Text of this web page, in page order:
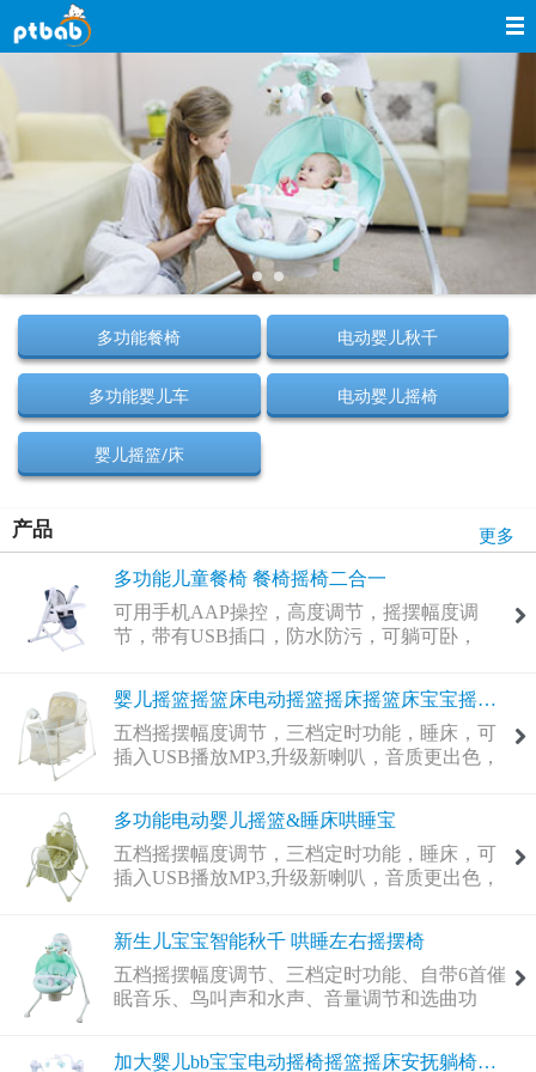
多功能餐椅 电动婴儿秋千
多功能婴儿车 电动婴儿摇椅
婴儿摇篮/床
产品 更多
多功能儿童餐椅 餐椅摇椅二合一
可用手机AAP操控，高度调节，摇摆幅度调
节，带有USB插口，防水防污，可躺可卧，
婴儿摇篮摇篮床电动摇篮摇床摇篮床宝宝摇篮床
五档摇摆幅度调节，三档定时功能，睡床，可
插入USB播放MP3,升级新喇叭，音质更出色，
多功能电动婴儿摇篮&睡床哄睡宝
五档摇摆幅度调节，三档定时功能，睡床，可
插入USB播放MP3,升级新喇叭，音质更出色，
新生儿宝宝智能秋千 哄睡左右摇摆椅
五档摇摆幅度调节、三档定时功能、自带6首催
眠音乐、鸟叫声和水声、音量调节和选曲功
加大婴儿bb宝宝电动摇椅摇篮摇床安抚躺椅摇摇
导航
关于童印
产品介绍
新闻中心
服务支持
网上商城
联系我们
留言反馈